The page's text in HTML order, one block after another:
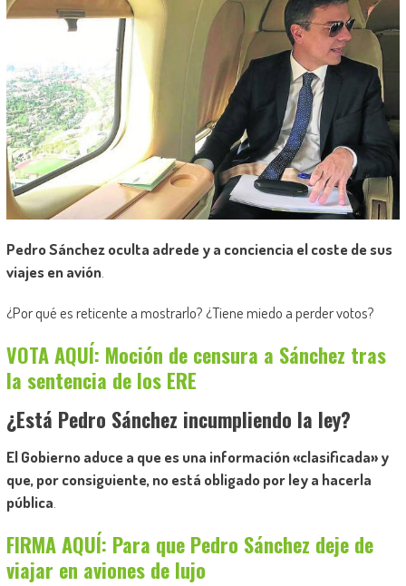
Pedro Sánchez oculta adrede y a conciencia el coste de sus
viajes en avión.
¿Por qué es reticente a mostrarlo? ¿Tiene miedo a perder votos?
VOTA AQUÍ: Moción de censura a Sánchez tras
la sentencia de los ERE
¿Está Pedro Sánchez incumpliendo la ley?
El Gobierno aduce a que es una información «clasificada» y
que, por consiguiente, no está obligado por ley a hacerla
pública
FIRMA AQUÍ: Para que Pedro Sánchez deje de
viajar en aviones de lujo